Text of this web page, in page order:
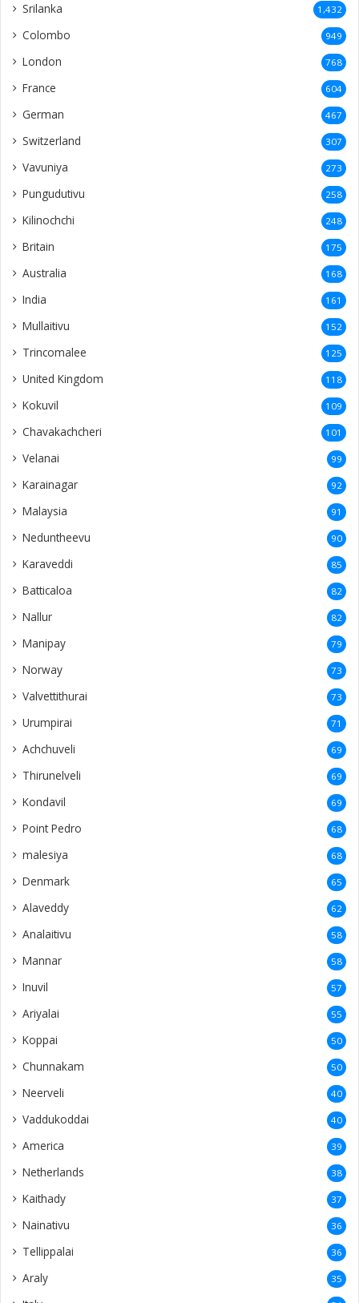
Srilanka 1,432
Colombo 949
London 768
France 604
German 467
Switzerland 307
Vavuniya 273
Pungudutivu 258
Kilinochchi 248
Britain 175
Australia 168
India 161
Mullaitivu 152
Trincomalee 125
United Kingdom 118
Kokuvil 109
Chavakachcheri 101
Velanai 99
Karainagar 92
Malaysia 91
Neduntheevu 90
Karaveddi 85
Batticaloa 82
Nallur 82
Manipay 79
Norway 73
Valvettithurai 73
Urumpirai 71
Achchuveli 69
Thirunelveli 69
Kondavil 69
Point Pedro 68
malesiya 68
Denmark 65
Alaveddy 62
Analaitivu 58
Mannar 58
Inuvil 57
Ariyalai 55
Koppai 50
Chunnakam 50
Neerveli 40
Vaddukoddai 40
America 39
Netherlands 38
Kaithady 37
Nainativu 36
Tellippalai 36
Araly 35